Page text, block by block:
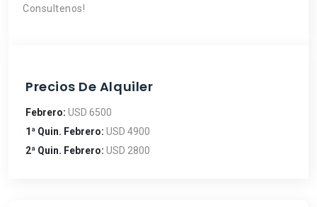
Consultenos!
Precios De Alquiler
Febrero: USD 6500
1ª Quin. Febrero: USD 4900
2ª Quin. Febrero: USD 2800